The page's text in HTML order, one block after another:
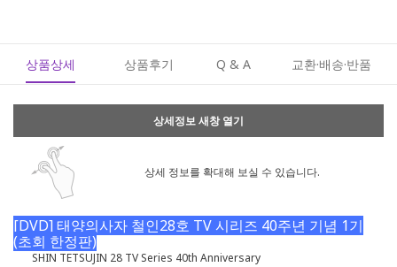
상품상세 상품후기 Q & A 교환·배송·반품
상세정보 새창 열기
상세 정보를 확대해 보실 수 있습니다.
[DVD] 태양의사자 철인28호 TV 시리즈 40주년 기념 1기
(초회 한정판)
SHIN TETSUJIN 28 TV Series 40th Anniversary